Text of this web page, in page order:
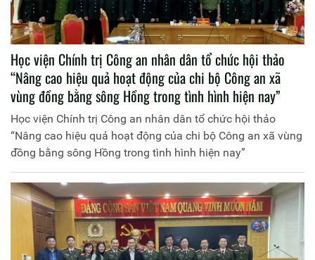
Học viện Chính trị Công an nhân dân tổ chức hội thảo
“Nâng cao hiệu quả hoạt động của chi bộ Công an xã
vùng đồng bằng sông Hồng trong tình hình hiện nay”
Học viện Chính trị Công an nhân dân tổ chức hội thảo
“Nâng cao hiệu quả hoạt động của chi bộ Công an xã vùng
đồng bằng sông Hồng trong tình hình hiện nay”